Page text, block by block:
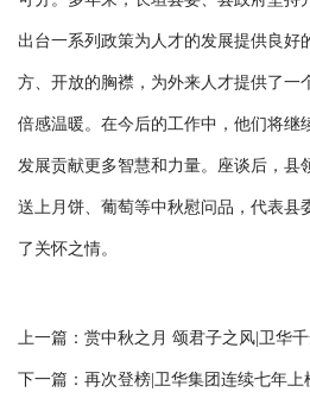
出台一系列政策为人才的发展提供良好
方、开放的胸襟，为外来人才提供了一
倍感温暖。在今后的工作中，他们将继
发展贡献更多智慧和力量。座谈后，县
送上月饼、葡萄等中秋慰问品，代表县
了关怀之情。
上一篇： 赏中秋之月 颂君子之风|卫华
下一篇： 再次登榜|卫华集团连续七年上